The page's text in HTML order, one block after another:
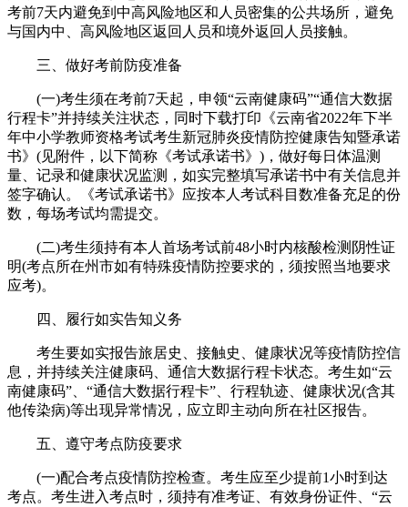
考前7天内避免到中高风险地区和人员密集的公共场所，避免
与国内中、高风险地区返回人员和境外返回人员接触。
三、做好考前防疫准备
(一)考生须在考前7天起，申领“云南健康码”“通信大数据
行程卡”并持续关注状态，同时下载打印《云南省2022年下半
年中小学教师资格考试考生新冠肺炎疫情防控健康告知暨承诺
书》(见附件，以下简称《考试承诺书》)，做好每日体温测
量、记录和健康状况监测，如实完整填写承诺书中有关信息并
签字确认。《考试承诺书》应按本人考试科目数准备充足的份
数，每场考试均需提交。
(二)考生须持有本人首场考试前48小时内核酸检测阴性证
明(考点所在州市如有特殊疫情防控要求的，须按照当地要求
应考)。
四、履行如实告知义务
考生要如实报告旅居史、接触史、健康状况等疫情防控信
息，并持续关注健康码、通信大数据行程卡状态。考生如“云
南健康码”、“通信大数据行程卡”、行程轨迹、健康状况(含其
他传染病)等出现异常情况，应立即主动向所在社区报告。
五、遵守考点防疫要求
(一)配合考点疫情防控检查。考生应至少提前1小时到达
考点。考生进入考点时，须持有准考证、有效身份证件、“云